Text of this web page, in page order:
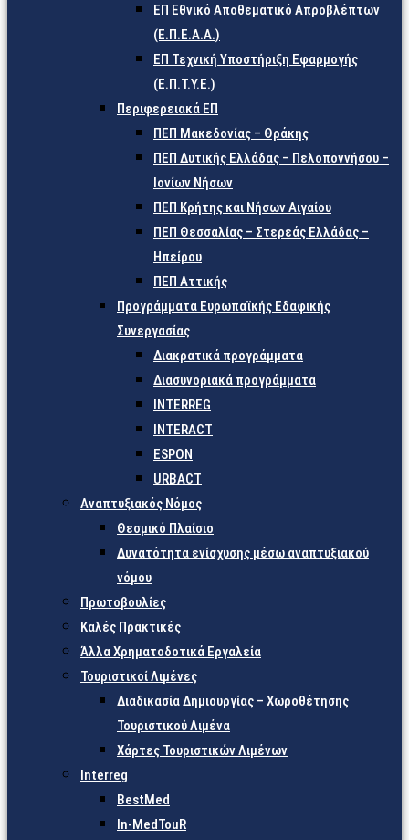
ΕΠ Εθνικό Αποθεματικό Απροβλέπτων
(Ε.Π.Ε.Α.Α.)
ΕΠ Τεχνική Υποστήριξη Εφαρμογής
(Ε.Π.Τ.Υ.Ε.)
Περιφερειακά ΕΠ
ΠΕΠ Μακεδονίας – Θράκης
ΠΕΠ Δυτικής Ελλάδας – Πελοποννήσου –
Ιονίων Νήσων
ΠΕΠ Κρήτης και Νήσων Αιγαίου
ΠΕΠ Θεσσαλίας – Στερεάς Ελλάδας –
Ηπείρου
ΠΕΠ Αττικής
Προγράμματα Ευρωπαϊκής Εδαφικής
Συνεργασίας
Διακρατικά προγράμματα
Διασυνοριακά προγράμματα
INTERREG
INTERACT
ESPON
URBACT
Αναπτυξιακός Νόμος
Θεσμικό Πλαίσιο
Δυνατότητα ενίσχυσης μέσω αναπτυξιακού
νόμου
Πρωτοβουλίες
Καλές Πρακτικές
Άλλα Χρηματοδοτικά Εργαλεία
Τουριστικοί Λιμένες
Διαδικασία Δημιουργίας – Χωροθέτησης
Τουριστικού Λιμένα
Χάρτες Τουριστικών Λιμένων
Interreg
BestMed
In-MedTouR